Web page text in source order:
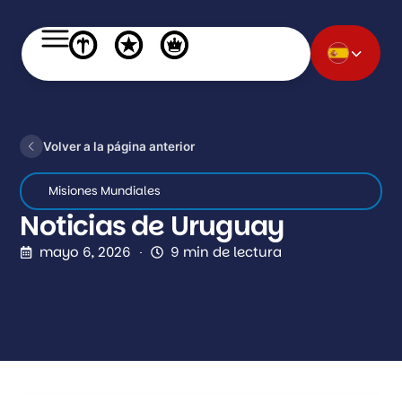
Volver a la página anterior
Misiones Mundiales
Noticias de Uruguay
mayo 6, 2026 9 min de lectura